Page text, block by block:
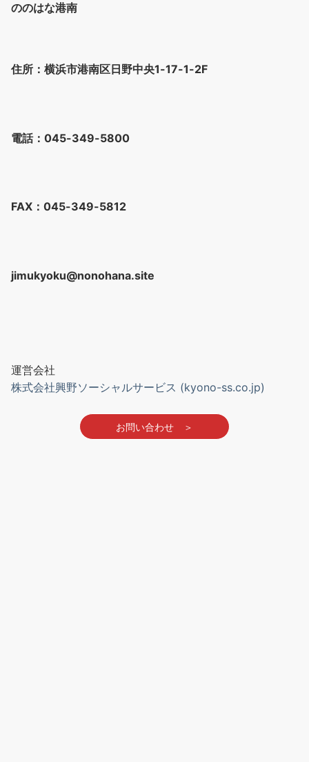
ののはな港南
住所：横浜市港南区日野中央1-17-1-2F
電話：045-349-5800
FAX：045-349-5812
jimukyoku@nonohana.site
運営会社
株式会社興野ソーシャルサービス (kyono-ss.co.jp)
お問い合わせ ＞